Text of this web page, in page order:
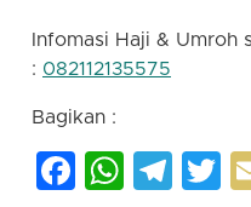
Infomasi Haji & Umroh
: 082112135575
Bagikan :